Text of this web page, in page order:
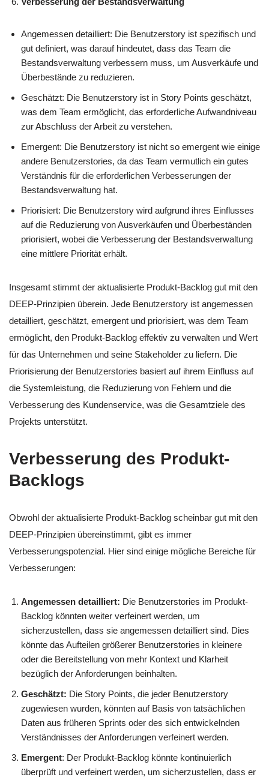
Angemessen detailliert: Die Benutzerstory ist spezifisch und
gut definiert, was darauf hindeutet, dass das Team die
Bestandsverwaltung verbessern muss, um Ausverkäufe und
Überbestände zu reduzieren.
Geschätzt: Die Benutzerstory ist in Story Points geschätzt,
was dem Team ermöglicht, das erforderliche Aufwandniveau
zur Abschluss der Arbeit zu verstehen.
Emergent: Die Benutzerstory ist nicht so emergent wie einige
andere Benutzerstories, da das Team vermutlich ein gutes
Verständnis für die erforderlichen Verbesserungen der
Bestandsverwaltung hat.
Priorisiert: Die Benutzerstory wird aufgrund ihres Einflusses
auf die Reduzierung von Ausverkäufen und Überbeständen
priorisiert, wobei die Verbesserung der Bestandsverwaltung
eine mittlere Priorität erhält.
Insgesamt stimmt der aktualisierte Produkt-Backlog gut mit den
DEEP-Prinzipien überein. Jede Benutzerstory ist angemessen
detailliert, geschätzt, emergent und priorisiert, was dem Team
ermöglicht, den Produkt-Backlog effektiv zu verwalten und Wert
für das Unternehmen und seine Stakeholder zu liefern. Die
Priorisierung der Benutzerstories basiert auf ihrem Einfluss auf
die Systemleistung, die Reduzierung von Fehlern und die
Verbesserung des Kundenservice, was die Gesamtziele des
Projekts unterstützt.
Verbesserung des Produkt-
Backlogs
Obwohl der aktualisierte Produkt-Backlog scheinbar gut mit den
DEEP-Prinzipien übereinstimmt, gibt es immer
Verbesserungspotenzial. Hier sind einige mögliche Bereiche für
Verbesserungen:
Angemessen detailliert: Die Benutzerstories im Produkt-
Backlog könnten weiter verfeinert werden, um
sicherzustellen, dass sie angemessen detailliert sind. Dies
könnte das Aufteilen größerer Benutzerstories in kleinere
oder die Bereitstellung von mehr Kontext und Klarheit
bezüglich der Anforderungen beinhalten.
Geschätzt: Die Story Points, die jeder Benutzerstory
zugewiesen wurden, könnten auf Basis von tatsächlichen
Daten aus früheren Sprints oder des sich entwickelnden
Verständnisses der Anforderungen verfeinert werden.
Emergent: Der Produkt-Backlog könnte kontinuierlich
überprüft und verfeinert werden, um sicherzustellen, dass er